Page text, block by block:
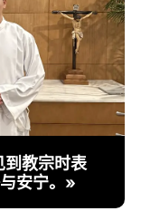
到教宗时表
安宁。»